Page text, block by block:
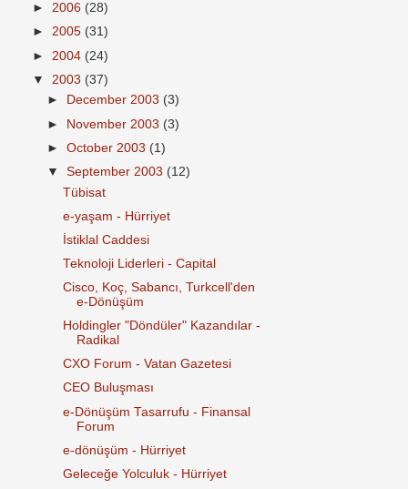
► 2006 (28)
► 2005 (31)
► 2004 (24)
▼ 2003 (37)
►
December 2003 (3)
► November 2003 (3)
►October 2003 (1)
▼September 2003 (12)
Tübisat
e-yaşam - Hürriyet
İstiklal Caddesi
Teknoloji Liderleri - Capital
Cisco, Koç, Sabancı, Turkcell'den
e-Dönüşüm
Holdingler "Döndüler" Kazandılar -
Radikal
CXO Forum - Vatan Gazetesi
CEO Buluşması
e-Dönüşüm Tasarrufu - Finansal
Forum
e-dönüşüm - Hürriyet
Geleceğe Yolculuk - Hürriyet